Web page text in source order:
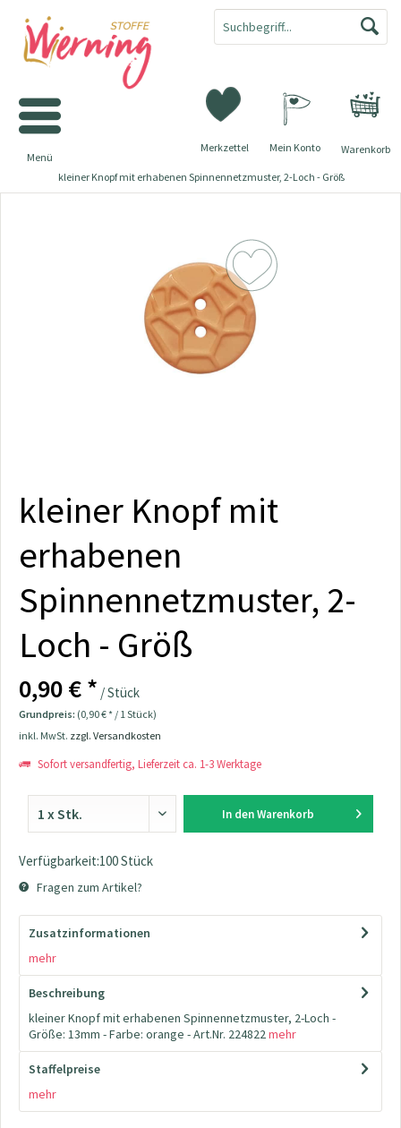
Warenkorb
Merkzettel Mein Konto
Menü
kleiner Knopf mit erhabenen Spinnennetzmuster, 2-Loch - Größ
kleiner Knopf mit
erhabenen
Spinnennetzmuster, 2-
Loch - Größ
0,90 € * / Stück
Grundpreis: (0,90 € * / 1 Stück)
inkl. MwSt. zzgl. Versandkosten
Sofort versandfertig, Lieferzeit ca. 1-3 Werktage
In den Warenkorb
Verfügbarkeit:100 Stück
Fragen zum Artikel?
Zusatzinformationen
mehr
Beschreibung
kleiner Knopf mit erhabenen Spinnennetzmuster, 2-Loch -
Größe: 13mm - Farbe: orange - Art.Nr. 224822mehr
Staffelpreise
mehr